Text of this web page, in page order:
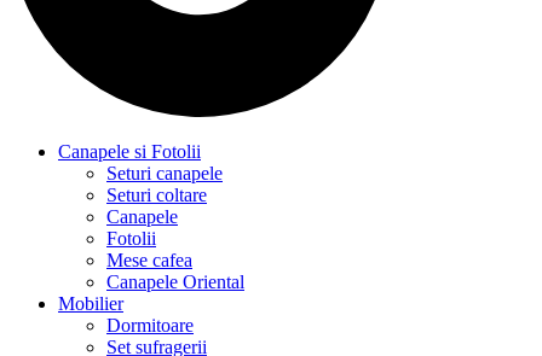
Canapele si Fotolii
Seturi canapele
Seturi coltare
Canapele
Fotolii
Mese cafea
Canapele Oriental
Mobilier
Dormitoare
Set sufragerii